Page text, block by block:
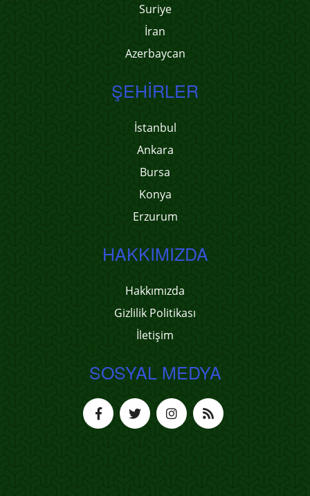
Suriye
İran
Azerbaycan
ŞEHIRLER
İstanbul
Ankara
Bursa
Konya
Erzurum
HAKKIMIZDA
Hakkımızda
Gizlilik Politikası
İletişim
SOSYAL MEDYA